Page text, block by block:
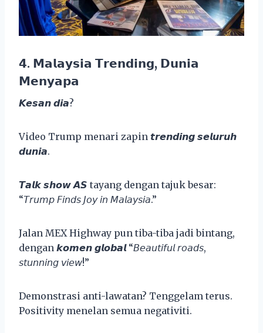
𝟰. 𝗠𝗮𝗹𝗮𝘆𝘀𝗶𝗮 𝗧𝗿𝗲𝗻𝗱𝗶𝗻𝗴, 𝗗𝘂𝗻𝗶𝗮
𝗠𝗲𝗻𝘆𝗮𝗽𝗮
𝙆𝙚𝙨𝙖𝙣 𝙙𝙞𝙖?
Video Trump menari zapin 𝙩𝙧𝙚𝙣𝙙𝙞𝙣𝙜 𝙨𝙚𝙡𝙪𝙧𝙪𝙝
𝙙𝙪𝙣𝙞𝙖.
𝙏𝙖𝙡𝙠 𝙨𝙝𝙤𝙬 𝘼𝙎 tayang dengan tajuk besar:
“𝘛𝘳𝘶𝘮𝘱 𝘍𝘪𝘯𝘥𝘴 𝘑𝘰𝘺 𝘪𝘯 𝘔𝘢𝘭𝘢𝘺𝘴𝘪𝘢.”
Jalan MEX Highway pun tiba-tiba jadi bintang,
dengan 𝙠𝙤𝙢𝙚𝙣 𝙜𝙡𝙤𝙗𝙖𝙡 “𝘉𝘦𝘢𝘶𝘵𝘪𝘧𝘶𝘭 𝘳𝘰𝘢𝘥𝘴,
𝘴𝘵𝘶𝘯𝘯𝘪𝘯𝘨 𝘷𝘪𝘦𝘸!”
Demonstrasi anti-lawatan? Tenggelam terus.
Positivity menelan semua negativiti.